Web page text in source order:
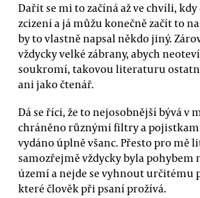
Dařit se mi to začíná až ve chvíli,
zcizení a já můžu konečně začít to
by to vlastně napsal někdo jiný.
vždycky velké zábrany, abych
soukromí, takovou literaturu
ani jako čtenář.
Dá se říci, že to nejosobnější bývá v
chráněno různými filtry a
vydáno úplně všanc. Přesto pro mě
samozřejmě vždycky byla pohybem
území a nejde se vyhnout určitému
které člověk při psaní prožívá.